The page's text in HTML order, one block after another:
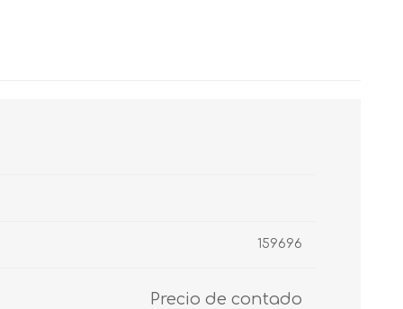
159696
Precio de contado